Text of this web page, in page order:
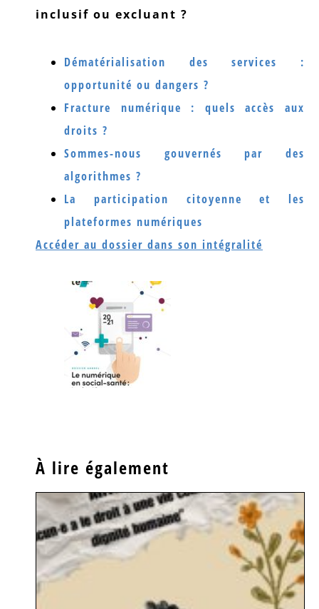
inclusif ou excluant ?
Dématérialisation des services :
opportunité ou dangers ?
Fracture numérique : quels accès aux
droits ?
Sommes-nous gouvernés par des
algorithmes ?
La participation citoyenne et les
plateformes numériques
Accéder au dossier dans son intégralité
À lire également